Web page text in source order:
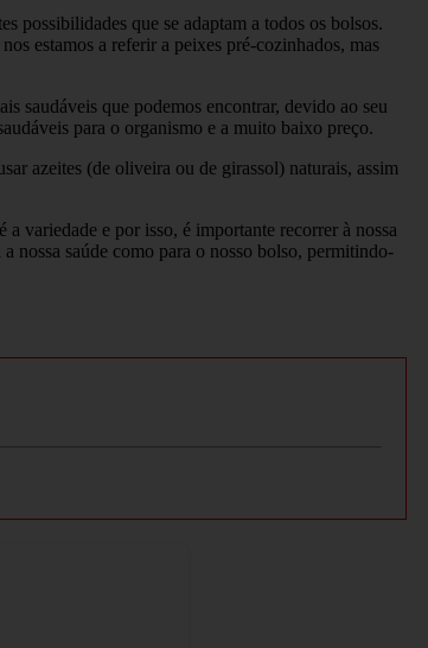
possibilidades que se adaptam a todos os bolsos.
estamos a referir a peixes pré-cozinhados, mas
saudáveis que podemos encontrar, devido ao seu
para o organismo e a muito baixo preço.
azeites (de oliveira ou de girassol) naturais, assim
variedade e por isso, é importante recorrer à nossa
nossa saúde como para o nosso bolso, permitindo-